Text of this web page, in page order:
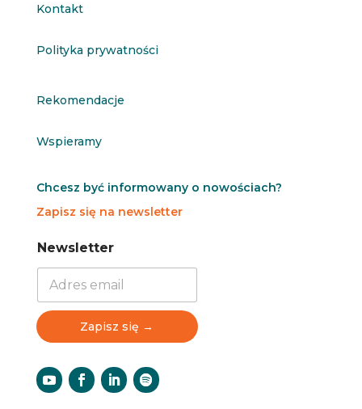
Kontakt
Polityka prywatności
Rekomendacje
Wspieramy
Chcesz być informowany o nowościach?
Zapisz się na newsletter
N
e
t
e
r
N
e
t
e
r
Newsletter
Zapisz się →